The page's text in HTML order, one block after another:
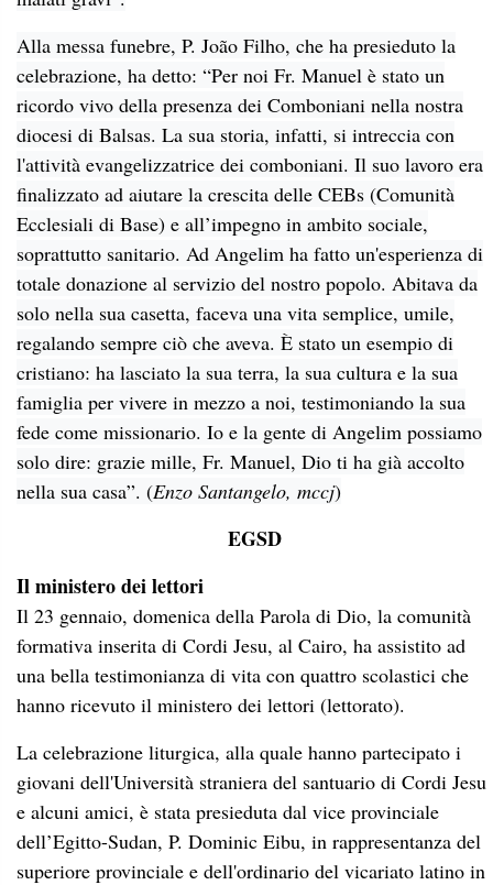
Alla messa funebre, P. João Filho, che ha presieduto la
celebrazione, ha detto: “Per noi Fr. Manuel è stato un
ricordo vivo della presenza dei Comboniani nella nostra
diocesi di Balsas. La sua storia, infatti, si intreccia con
l'attività evangelizzatrice dei comboniani. Il suo lavoro era
finalizzato ad aiutare la crescita delle CEBs (Comunità
Ecclesiali di Base) e all’impegno in ambito sociale,
soprattutto sanitario. Ad Angelim ha fatto un'esperienza di
totale donazione al servizio del nostro popolo. Abitava da
solo nella sua casetta, faceva una vita semplice, umile,
regalando sempre ciò che aveva. È stato un esempio di
cristiano: ha lasciato la sua terra, la sua cultura e la sua
famiglia per vivere in mezzo a noi, testimoniando la sua
fede come missionario. Io e la gente di Angelim possiamo
solo dire: grazie mille, Fr. Manuel, Dio ti ha già accolto
nella sua casa”. (Enzo Santangelo, mccj)
EGSD
Il ministero dei lettori
Il 23 gennaio, domenica della Parola di Dio, la comunità
formativa inserita di Cordi Jesu, al Cairo, ha assistito ad
una bella testimonianza di vita con quattro scolastici che
hanno ricevuto il ministero dei lettori (lettorato).
La celebrazione liturgica, alla quale hanno partecipato i
giovani dell'Università straniera del santuario di Cordi Jesu
e alcuni amici, è stata presieduta dal vice provinciale
dell’Egitto-Sudan, P. Dominic Eibu, in rappresentanza del
superiore provinciale e dell'ordinario del vicariato latino in